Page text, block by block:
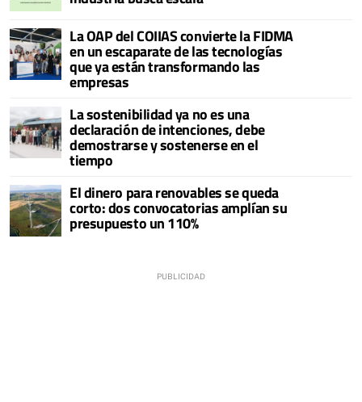
La OAP del COIIAS convierte la FIDMA
en un escaparate de las tecnologías
que ya están transformando las
empresas
La sostenibilidad ya no es una
declaración de intenciones, debe
demostrarse y sostenerse en el
tiempo
El dinero para renovables se queda
corto: dos convocatorias amplían su
presupuesto un 110%